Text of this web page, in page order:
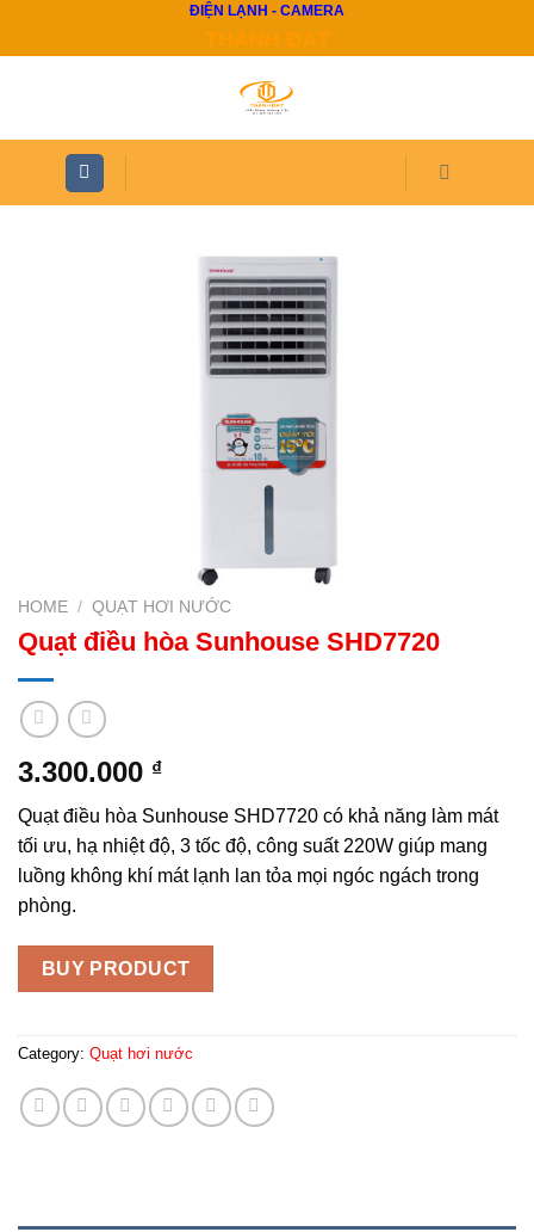
ĐIỆN LẠNH - CAMERA
HOME / QUẠT HƠI NƯỚC
Quạt điều hòa Sunhouse SHD7720
3.300.000 ₫
Quạt điều hòa Sunhouse SHD7720 có khả năng làm mát
tối ưu, hạ nhiệt độ, 3 tốc độ, công suất 220W giúp mang
luồng không khí mát lạnh lan tỏa mọi ngóc ngách trong
phòng.
BUY PRODUCT
Category: Quạt hơi nước